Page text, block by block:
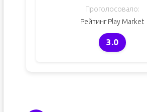
Проголосовало:
Рейтинг Play Market
3.0